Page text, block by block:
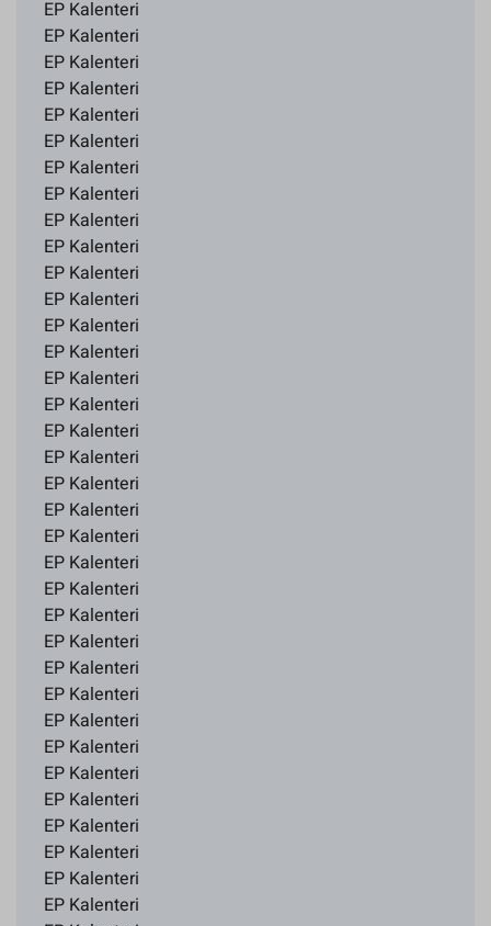
EP Kalenteri
EP Kalenteri
EP Kalenteri
EP Kalenteri
EP Kalenteri
EP Kalenteri
EP Kalenteri
EP Kalenteri
EP Kalenteri
EP Kalenteri
EP Kalenteri
EP Kalenteri
EP Kalenteri
EP Kalenteri
EP Kalenteri
EP Kalenteri
EP Kalenteri
EP Kalenteri
EP Kalenteri
EP Kalenteri
EP Kalenteri
EP Kalenteri
EP Kalenteri
EP Kalenteri
EP Kalenteri
EP Kalenteri
EP Kalenteri
EP Kalenteri
EP Kalenteri
EP Kalenteri
EP Kalenteri
EP Kalenteri
EP Kalenteri
EP Kalenteri
EP Kalenteri